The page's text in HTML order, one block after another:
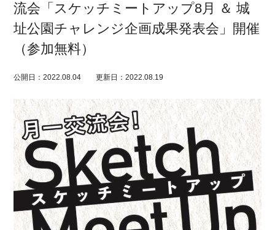
流会「スケッチミートアップ8月 ＆ 城
址公園チャレンジ企画成果発表会」開催
（参加無料）
公開日：2022.08.04 更新日：2022.08.19